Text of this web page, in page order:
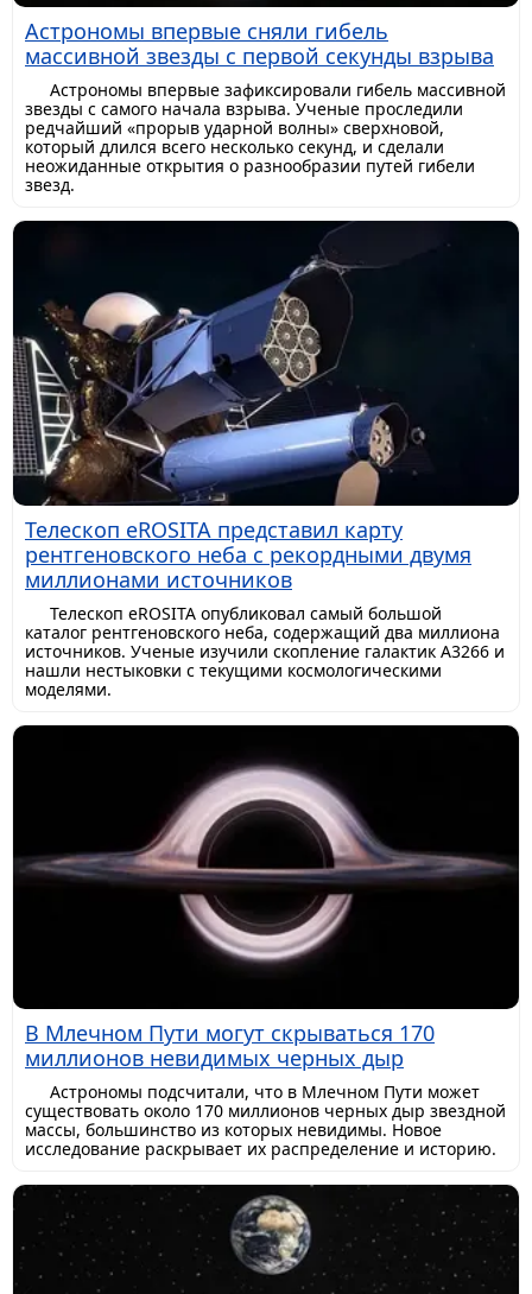
Астрономы впервые сняли гибель
массивной звезды с первой секунды взрыва
Астрономы впервые зафиксировали гибель массивной
звезды с самого начала взрыва. Ученые проследили
редчайший «прорыв ударной волны» сверхновой,
который длился всего несколько секунд, и сделали
неожиданные открытия о разнообразии путей гибели
звезд.
Телескоп eROSITA представил карту
рентгеновского неба с рекордными двумя
миллионами источников
Телескоп eROSITA опубликовал самый большой
каталог рентгеновского неба, содержащий два миллиона
источников. Ученые изучили скопление галактик A3266 и
нашли нестыковки с текущими космологическими
моделями.
В Млечном Пути могут скрываться 170
миллионов невидимых черных дыр
Астрономы подсчитали, что в Млечном Пути может
существовать около 170 миллионов черных дыр звездной
массы, большинство из которых невидимы. Новое
исследование раскрывает их распределение и историю.